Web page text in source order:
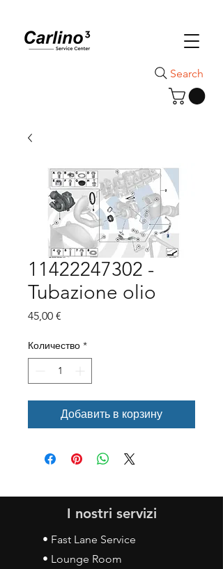
Search
11422247302 -
Tubazione olio
45,00 €
Количество *
Добавить в корзину
I nostri servizi
• Fast Lane Service
• Lounge Room